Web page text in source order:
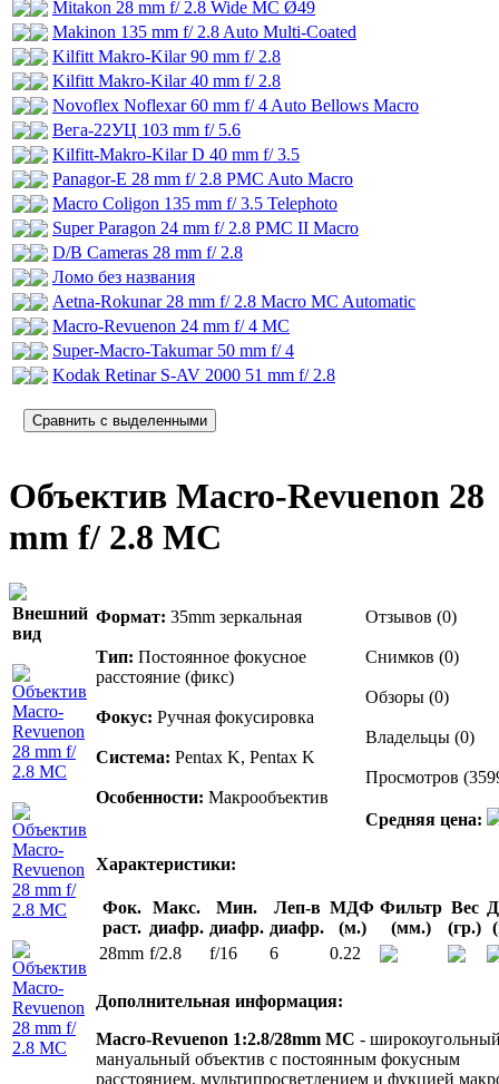
Mitakon 28 mm f/ 2.8 Wide MC Ø49
Makinon 135 mm f/ 2.8 Auto Multi-Coated
Kilfitt Makro-Kilar 90 mm f/ 2.8
Kilfitt Makro-Kilar 40 mm f/ 2.8
Novoflex Noflexar 60 mm f/ 4 Auto Bellows Macro
Вега-22УЦ 103 mm f/ 5.6
Kilfitt-Makro-Kilar D 40 mm f/ 3.5
Panagor-E 28 mm f/ 2.8 PMC Auto Macro
Macro Coligon 135 mm f/ 3.5 Telephoto
Super Paragon 24 mm f/ 2.8 PMC II Macro
D/B Cameras 28 mm f/ 2.8
Ломо без названия
Aetna-Rokunar 28 mm f/ 2.8 Macro MC Automatic
Macro-Revuenon 24 mm f/ 4 MC
Super-Macro-Takumar 50 mm f/ 4
Kodak Retinar S-AV 2000 51 mm f/ 2.8
Объектив Macro-Revuenon 28
mm f/ 2.8 MC
Внешний
вид
Формат: 35mm зеркальная
Тип: Постоянное фокусное
расстояние (фикс)
Фокус: Ручная фокусировка
Система: Pentax K, Pentax K
Особенности: Макрообъектив
Отзывов (0)
Снимков (0)
Обзоры (0)
Владельцы (0)
Просмотров
Средняя цена:
Характеристики:
Фок.
раст.
Макс.
диафр.
Мин.
диафр.
Леп-в
диафр.
МДФ
(м.)
Фильтр
(мм.)
Вес
(гр.)
28mm f/2.8 f/16 6 0.22
Дополнительная информация:
Macro-Revuenon 1:2.8/28mm MC -
мануальный объектив с постоянным фокусным
расстоянием, мультипросветлением и фукцией